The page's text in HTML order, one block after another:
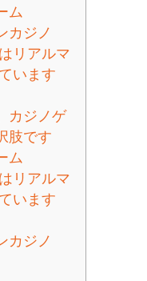
ム
カジノ
リアルマ
います
カジノゲ
肢です
ム
リアルマ
います
カジノ